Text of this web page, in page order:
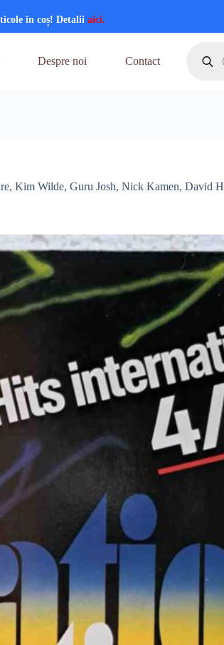
în coș! Detalii aici.
Despre noi Contact
search
Kim Wilde, Guru Josh, Nick Kamen, David